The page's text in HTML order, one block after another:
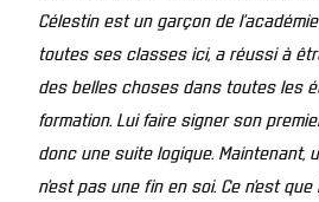
Célestin est un garçon de
toutes ses classes ici, a réussi à
des belles choses dans toutes les
formation. Lui faire signer son
donc une suite logique. Maintenant,
n’est pas une fin en soi. Ce n’est